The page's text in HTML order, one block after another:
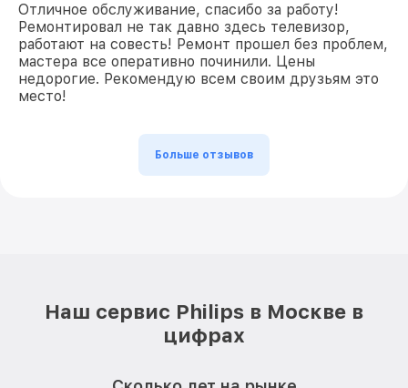
Отличное обслуживание, спасибо за работу!
Ремонтировал не так давно здесь телевизор,
работают на совесть! Ремонт прошел без проблем,
мастера все оперативно починили. Цены
недорогие. Рекомендую всем своим друзьям это
место!
Больше отзывов
Наш сервис Philips в Москве в
цифрах